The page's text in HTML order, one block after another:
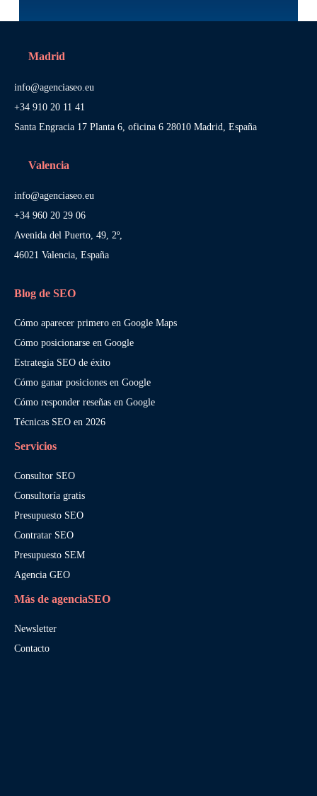
Madrid
info@agenciaseo.eu
+34 910 20 11 41
Santa Engracia 17 Planta 6, oficina 6 28010 Madrid, España
Valencia
info@agenciaseo.eu
+34 960 20 29 06
Avenida del Puerto, 49, 2º,
46021 Valencia, España
Blog de SEO
Cómo aparecer primero en Google Maps
Cómo posicionarse en Google
Estrategia SEO de éxito
Cómo ganar posiciones en Google
Cómo responder reseñas en Google
Técnicas SEO en 2026
Servicios
Consultor SEO
Consultoría gratis
Presupuesto SEO
Contratar SEO
Presupuesto SEM
Agencia GEO
Más de agenciaSEO
Newsletter
Contacto